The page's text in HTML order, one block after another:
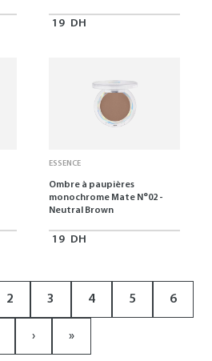
19 DH
ESSENCE
Ombre à paupières
monochrome Mate N°02 -
Neutral Brown
19 DH
2 3 4 5 6
› »